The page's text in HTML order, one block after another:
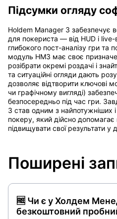
Підсумки огляду
Holdem Manager 3 забезпечує
для покериста — від HUD і
глибокого пост-аналізу гри та
модуль HM3 має своє
розібрати окремі роздачі і
та ситуаційні огляди дають
дозволяє відтворити ключові
чи графічному вигляді)
безпосередньо під час гри.
3 став одним з найпотужніших
покеру, який дійсно
підвищувати свої результати у
Поширені
🆓 Чи є у Холдем
безкоштовний